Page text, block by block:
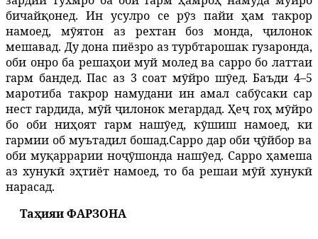
бичайқонед. Ин усулро се рӯз пайи ҳам такрор
намоед, мӯятон аз рехтан боз монда, ҷилонок
мешавад. Ду дона пиёзро аз турбтарошак гузаронда,
оби онро ба решаҳои муй молед ва сарро бо латтаи
гарм бандед. Пас аз 3 соат мӯйро шӯед.Баъди 4–5
маротиба такрор намудани ин амал сабӯсаки сар
нест гардида, мӯй ҷилонок мегардад. Ҳеҷ гоҳ мӯйро
бо оби ниҳоят гарм нашӯед, кӯшиш намоед,ки
гармии об муътадил бошад.Сарро дар оби ҷӯйбор ва
оби муқаррарии ноҷӯшонда нашӯед. Сарро ҳамеша
аз хунукӣ эҳтиёт намоед, то ба решаи мӯй хунукӣ
нарасад.
Таҳияи ФАРЗОНА